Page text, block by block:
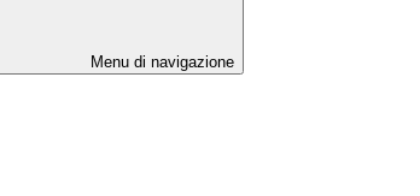
Menu di navigazione